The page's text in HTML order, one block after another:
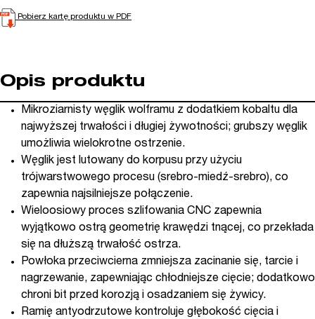
Pobierz kartę produktu w PDF
Opis produktu
Mikroziarnisty węglik wolframu z dodatkiem kobaltu dla
najwyższej trwałości i długiej żywotności; grubszy węglik
umożliwia wielokrotne ostrzenie.
Węglik jest lutowany do korpusu przy użyciu
trójwarstwowego procesu (srebro-miedź-srebro), co
zapewnia najsilniejsze połączenie.
Wieloosiowy proces szlifowania CNC zapewnia
wyjątkowo ostrą geometrię krawędzi tnącej, co przekłada
się na dłuższą trwałość ostrza.
Powłoka przeciwcierna zmniejsza zacinanie się, tarcie i
nagrzewanie, zapewniając chłodniejsze cięcie; dodatkowo
chroni bit przed korozją i osadzaniem się żywicy.
Ramię antyodrzutowe kontroluje głębokość cięcia i